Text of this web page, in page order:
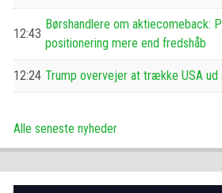
12:43
Børshandlere om aktiecomeback:
positionering mere end fredshåb
12:24 Trump overvejer at trække USA ud
Alle seneste nyheder